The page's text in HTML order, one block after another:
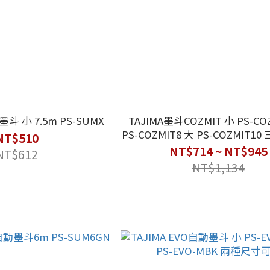
斗 小 7.5m PS-SUMX
TAJIMA墨斗COZMIT 小 PS-
PS-COZMIT8 大 PS-COZMIT10
選
NT$714 ~ NT$945
NT$1,134